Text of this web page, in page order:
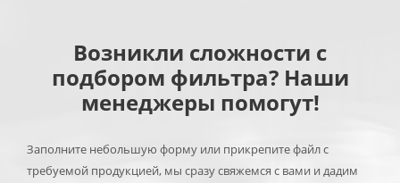
Возникли сложности с
подбором фильтра? Наши
менеджеры помогут!
Заполните небольшую форму или прикрепите файл с
требуемой продукцией, мы сразу свяжемся с вами и дадим